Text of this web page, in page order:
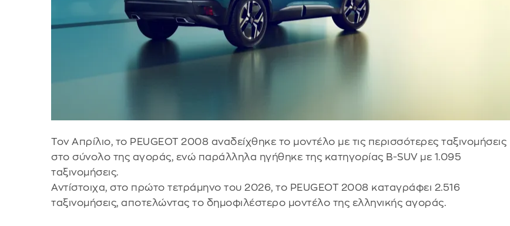
Τον Απρίλιο, το PEUGEOT 2008 αναδείχθηκε το μοντέλο με τις περισσότερες ταξινομήσεις
στο σύνολο της αγοράς, ενώ παράλληλα ηγήθηκε της κατηγορίας B-SUV με 1.095
ταξινομήσεις.
Αντίστοιχα, στο πρώτο τετράμηνο του 2026, το PEUGEOT 2008 καταγράφει 2.516
ταξινομήσεις, αποτελώντας το δημοφιλέστερο μοντέλο της ελληνικής αγοράς.